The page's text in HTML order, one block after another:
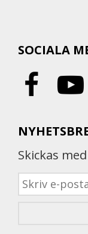
SOCIALA
Skickas